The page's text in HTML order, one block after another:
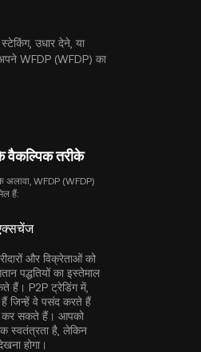
उधार देने, या
WFDP (WFDP) का
वैकल्पिक तरीके
अलावा, WFDP (WFDP)
हैं:
और विक्रेताओं को
पद्धतियों का इस्तेमाल
हैं। P2P ट्रेडिंग में,
जिन्हें वे पसंद करते हैं
कर सकते हैं। आपको
स्वतंत्रता है, लेकिन
होगा।